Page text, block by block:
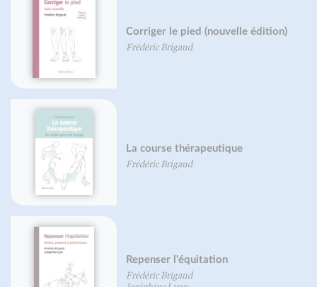
La course à pied
Frédéric Brigaud
La marche & la performance
sportive
Frédéric Brigaud
Corriger la posture et les
instabilités articulaires